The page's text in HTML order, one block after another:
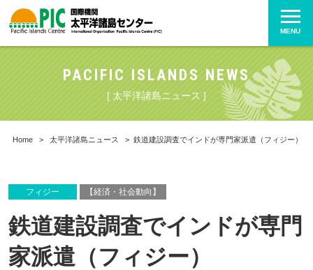
MENU
PACIFIC ISLANDS NEWS
[ 太平洋諸島ニュース ]
Home > 太平洋諸島ニュース > 鉄道建設調査でインドが専門家派遣（フィジー）
フィジー 【経済・社会動向】
鉄道建設調査でインドが専門
家派遣（フィジー）